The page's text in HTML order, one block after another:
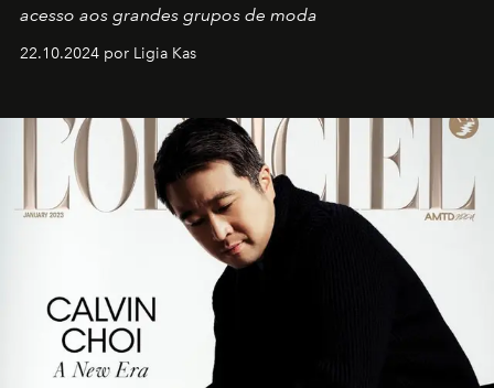
acesso aos grandes grupos de moda
22.10.2024 por Ligia Kas